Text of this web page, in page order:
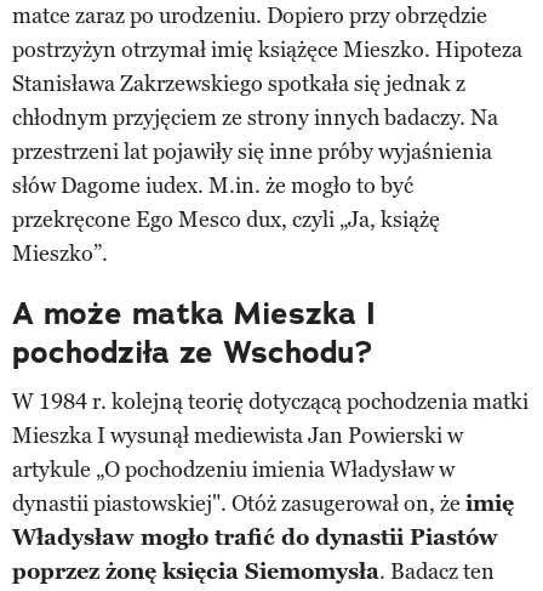
matce zaraz po urodzeniu. Dopiero przy obrzędzie
postrzyżyn otrzymał imię książęce Mieszko. Hipoteza
Stanisława Zakrzewskiego spotkała się jednak z
chłodnym przyjęciem ze strony innych badaczy. Na
przestrzeni lat pojawiły się inne próby wyjaśnienia
słów Dagome iudex. M.in. że mogło to być
przekręcone Ego Mesco dux, czyli „Ja, książę
Mieszko”.
A może matka Mieszka I
pochodziła ze Wschodu?
W 1984 r. kolejną teorię dotyczącą pochodzenia matki
Mieszka I wysunął mediewista Jan Powierski w
artykule „O pochodzeniu imienia Władysław w
dynastii piastowskiej". Otóż zasugerował on, że imię
Władysław mogło trafić do dynastii Piastów
poprzez żonę księcia Siemomysła. Badacz ten